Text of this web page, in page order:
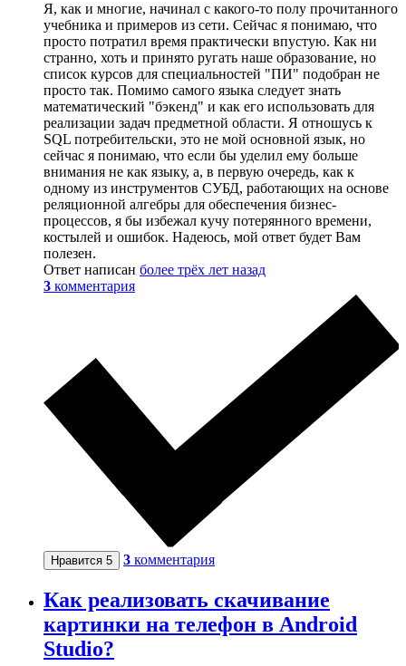
Я, как и многие, начинал с какого-то полу прочитанного
учебника и примеров из сети. Сейчас я понимаю, что
просто потратил время практически впустую. Как ни
странно, хоть и принято ругать наше образование, но
список курсов для специальностей "ПИ" подобран не
просто так. Помимо самого языка следует знать
математический "бэкенд" и как его использовать для
реализации задач предметной области. Я отношусь к
SQL потребительски, это не мой основной язык, но
сейчас я понимаю, что если бы уделил ему больше
внимания не как языку, а, в первую очередь, как к
одному из инструментов СУБД, работающих на основе
реляционной алгебры для обеспечения бизнес-
процессов, я бы избежал кучу потерянного времени,
костылей и ошибок. Надеюсь, мой ответ будет Вам
полезен.
Ответ написан более трёх лет назад
3 комментария
Нравится 5 3 комментария
Как реализовать скачивание
картинки на телефон в Android
Studio?